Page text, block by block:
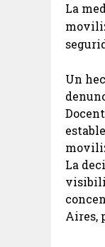
La
Un
La
Aires,